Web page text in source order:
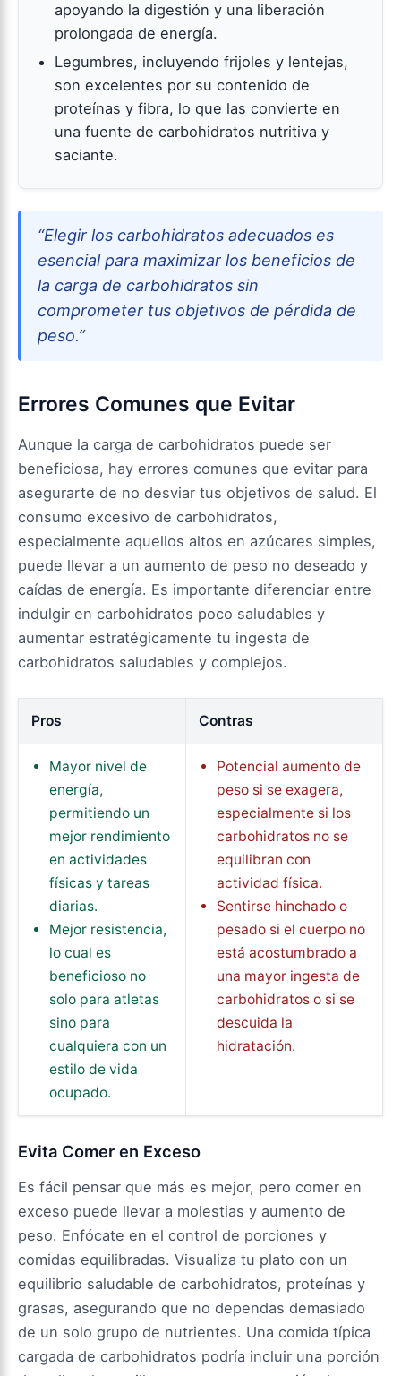
apoyando la digestión y una liberación
prolongada de energía.
Legumbres, incluyendo frijoles y lentejas,
son excelentes por su contenido de
proteínas y fibra, lo que las convierte en
una fuente de carbohidratos nutritiva y
saciante.
“Elegir los carbohidratos adecuados es
esencial para maximizar los beneficios de
la carga de carbohidratos sin
comprometer tus objetivos de pérdida de
peso.”
Errores Comunes que Evitar
Aunque la carga de carbohidratos puede ser
beneficiosa, hay errores comunes que evitar para
asegurarte de no desviar tus objetivos de salud. El
consumo excesivo de carbohidratos,
especialmente aquellos altos en azúcares simples,
puede llevar a un aumento de peso no deseado y
caídas de energía. Es importante diferenciar entre
indulgir en carbohidratos poco saludables y
aumentar estratégicamente tu ingesta de
carbohidratos saludables y complejos.
Pros Contras
Mayor nivel de
energía,
permitiendo un
mejor rendimiento
en actividades
físicas y tareas
diarias.
Mejor resistencia,
lo cual es
beneficioso no
solo para atletas
sino para
cualquiera con un
estilo de vida
ocupado.
Potencial aumento de
peso si se exagera,
especialmente si los
carbohidratos no se
equilibran con
actividad física.
Sentirse hinchado o
pesado si el cuerpo no
está acostumbrado a
una mayor ingesta de
carbohidratos o si se
descuida la
hidratación.
Evita Comer en Exceso
Es fácil pensar que más es mejor, pero comer en
exceso puede llevar a molestias y aumento de
peso. Enfócate en el control de porciones y
comidas equilibradas. Visualiza tu plato con un
equilibrio saludable de carbohidratos, proteínas y
grasas, asegurando que no dependas demasiado
de un solo grupo de nutrientes. Una comida típica
cargada de carbohidratos podría incluir una porción